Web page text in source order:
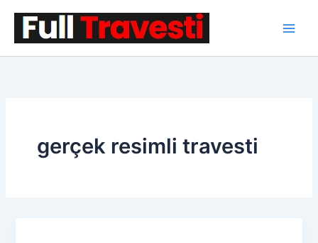
gerçek resimli travesti